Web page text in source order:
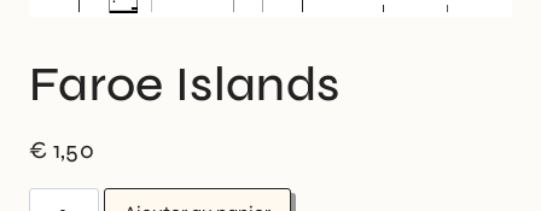
Faroe Islands
€ 1,50